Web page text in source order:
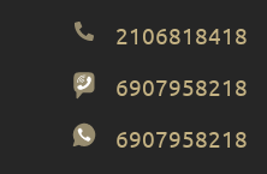
2106818418
6907958218
6907958218